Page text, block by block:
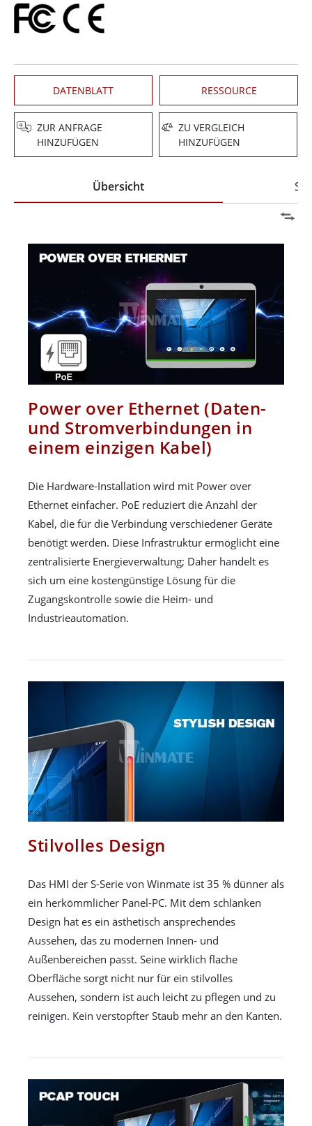
DATENBLATT RESSOURCE
ZUR ANFRAGE
HINZUFÜGEN
ZU VERGLEICH
HINZUFÜGEN
Übersicht
Power over Ethernet (Daten-
und Stromverbindungen in
einem einzigen Kabel)
Die Hardware-Installation wird mit Power over
Ethernet einfacher. PoE reduziert die Anzahl der
Kabel, die für die Verbindung verschiedener Geräte
benötigt werden. Diese Infrastruktur ermöglicht eine
zentralisierte Energieverwaltung; Daher handelt es
sich um eine kostengünstige Lösung für die
Zugangskontrolle sowie die Heim- und
Industrieautomation.
Stilvolles Design
Das HMI der S-Serie von Winmate ist 35 % dünner als
ein herkömmlicher Panel-PC. Mit dem schlanken
Design hat es ein ästhetisch ansprechendes
Aussehen, das zu modernen Innen- und
Außenbereichen passt. Seine wirklich flache
Oberfläche sorgt nicht nur für ein stilvolles
Aussehen, sondern ist auch leicht zu pflegen und zu
reinigen. Kein verstopfter Staub mehr an den Kanten.